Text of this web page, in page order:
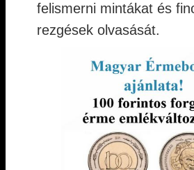
felismerni mintákat és
rezgések olvasását.